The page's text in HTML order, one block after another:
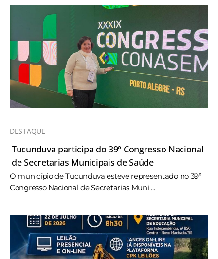
DESTAQUE
Tucunduva participa do 39º Congresso Nacional
de Secretarias Municipais de Saúde
O município de Tucunduva esteve representado no 39º
Congresso Nacional de Secretarias Muni ...